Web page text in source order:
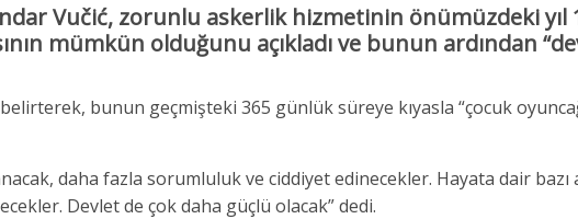
Vučić, zorunlu askerlik hizmetinin önümüzdeki yıl
mümkün olduğunu açıkladı ve bunun ardından
bunun geçmişteki 365 günlük süreye kıyasla “çocuk
daha fazla sorumluluk ve ciddiyet edinecekler. Hayata dair bazı
Devlet de çok daha güçlü olacak” dedi.